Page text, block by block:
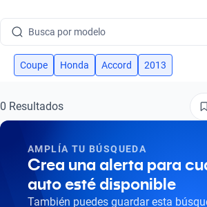
Busca por versión
Busca por año
Coupe Honda Accord 2013
0 Resultados
AMPLÍA TU BÚSQUEDA
Crea una alerta para
auto esté disponible
También puedes guardar esta